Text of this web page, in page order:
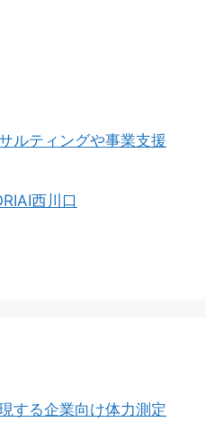
ルティングや事業支援
西川口
する企業向け体力測定